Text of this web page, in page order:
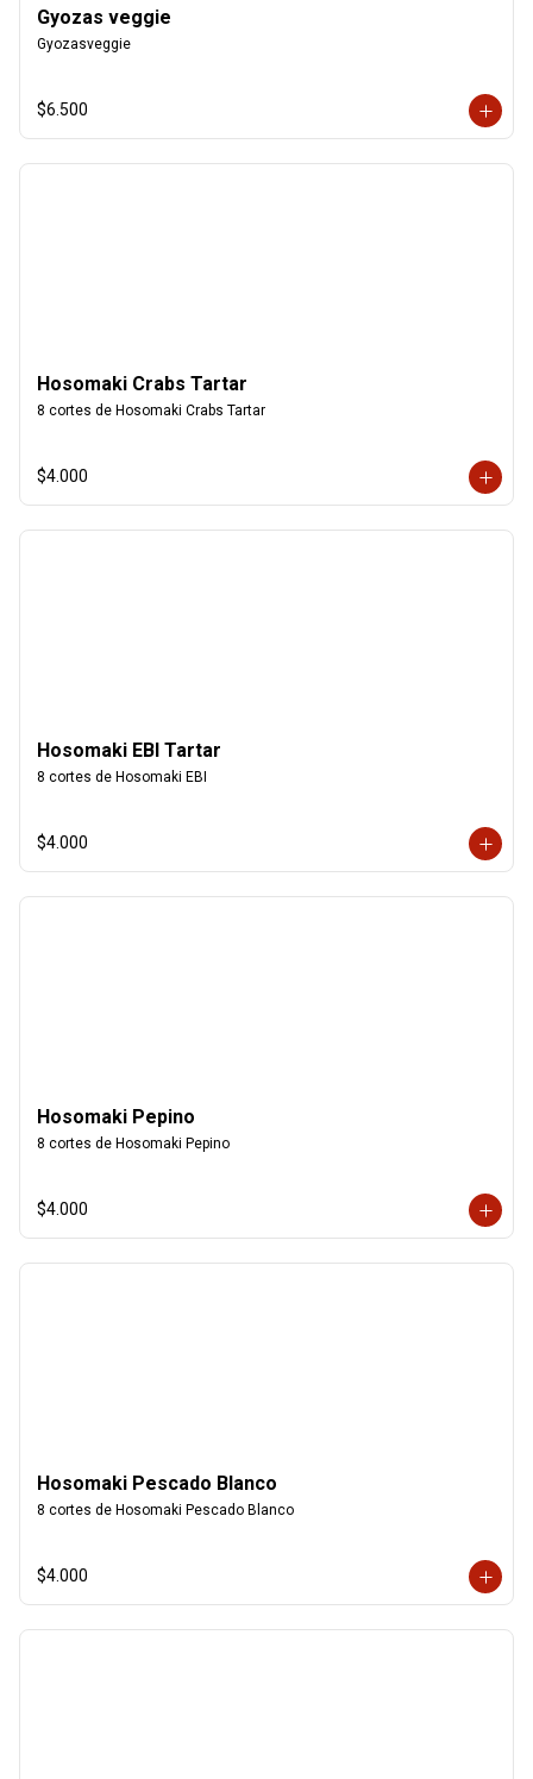
Gyozas veggie
Gyozasveggie
$6.500
Hosomaki Crabs Tartar
8 cortes de Hosomaki Crabs Tartar
$4.000
Hosomaki EBI Tartar
8 cortes de Hosomaki EBI
$4.000
Hosomaki Pepino
8 cortes de Hosomaki Pepino
$4.000
Hosomaki Pescado Blanco
8 cortes de Hosomaki Pescado Blanco
$4.000